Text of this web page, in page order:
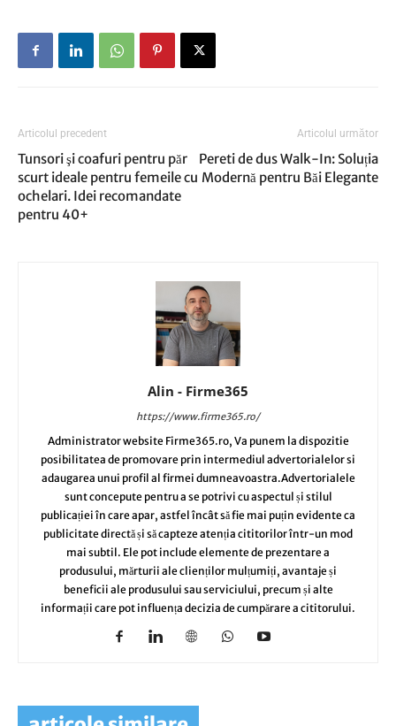
Articolul precedent
Tunsori şi coafuri pentru păr
scurt ideale pentru femeile cu
ochelari. Idei recomandate
pentru 40+
Articolul următor
Pereti de dus Walk-In: Soluția
Modernă pentru Băi Elegante
Alin - Firme365
https://www.firme365.ro/
Administrator website Firme365.ro, Va punem la dispozitie
posibilitatea de promovare prin intermediul advertorialelor si
adaugarea unui profil al firmei dumneavoastra.Advertorialele
sunt concepute pentru a se potrivi cu aspectul și stilul
publicației în care apar, astfel încât să fie mai puțin evidente ca
publicitate directă și să capteze atenția cititorilor într-un mod
mai subtil. Ele pot include elemente de prezentare a
produsului, mărturii ale clienților mulțumiți, avantaje și
beneficii ale produsului sau serviciului, precum și alte
informații care pot influența decizia de cumpărare a cititorului.